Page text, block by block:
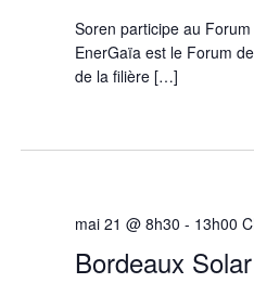
Soren participe au
EnerGaïa est le Forum
de la filière […]
Bordeaux
mai 21 @ 8h30 - 13h00